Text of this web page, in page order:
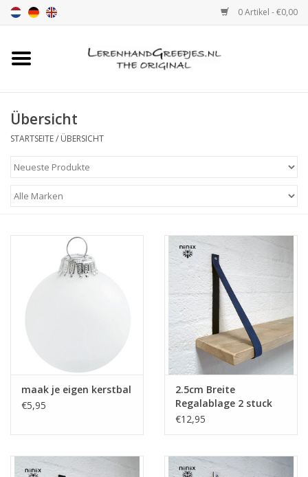
0 Artikel - €0,00
Startseite
leder griffe mit Druck
Farbmuster
Übersicht
STARTSEITE/ ÜBERSICHT
maak je eigen kerstbal
€5,95
2.5cm Breite
Regalablage 2 stuck
aus Leder Blau
€12,95